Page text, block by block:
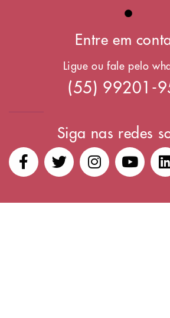
Entre em
Ligue ou fale pelo
(55) 99201-
Siga nas redes